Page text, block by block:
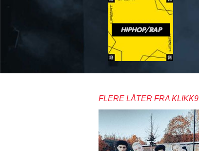
HIPHOP/RAP
FLERE LÅTER FRA KLIKK9